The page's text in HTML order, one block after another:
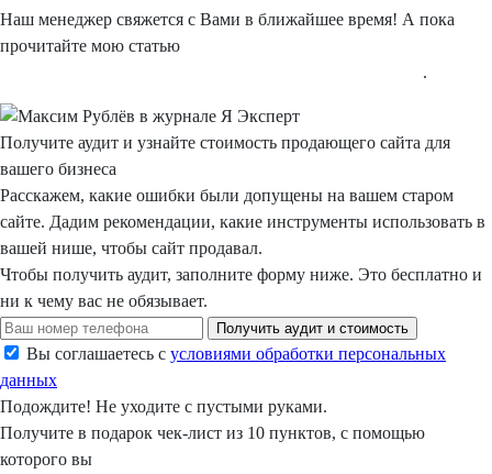
Наш менеджер свяжется с Вами в ближайшее время! А пока
прочитайте мою статью
.
Получите аудит и узнайте стоимость продающего сайта для
вашего бизнеса
Расскажем, какие ошибки были допущены на вашем старом
сайте. Дадим рекомендации, какие инструменты использовать в
вашей нише, чтобы сайт продавал.
Чтобы получить аудит, заполните форму ниже. Это бесплатно и
ни к чему вас не обязывает.
Получить аудит и стоимость
Вы соглашаетесь с условиями обработки персональных
данных
Подождите! Не уходите с пустыми руками.
Получите в подарок чек-лист из 10 пунктов, с помощью
которого вы